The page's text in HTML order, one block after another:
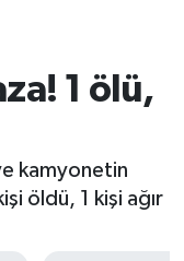
1 ölü,
kamyonetin
öldü, 1 kişi ağır